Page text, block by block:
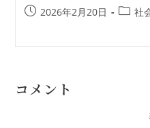
2026年2月20日 社
コメント